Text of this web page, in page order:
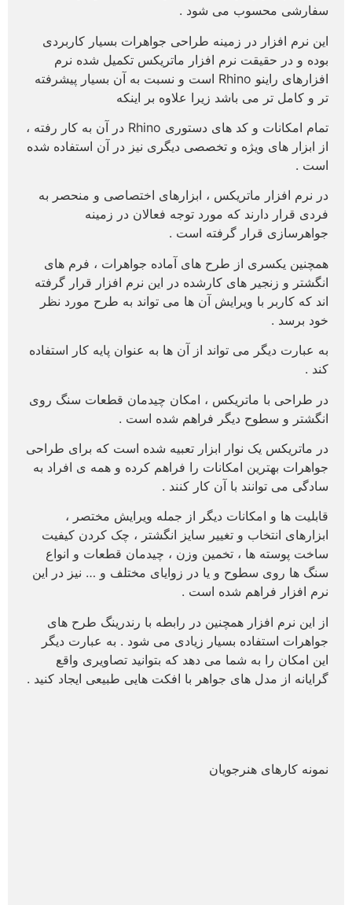
سفارشی محسوب می شود .
این نرم افزار در زمینه طراحی جواهرات بسیار کاربردی
بوده و در حقیقت نرم افزار ماتریکس تکمیل شده نرم
افزارهای راینو Rhino است و نسبت به آن بسیار پیشرفته
تر و کامل تر می باشد زیرا علاوه بر اینکه
تمام امکانات و کد های دستوری Rhino در آن به
کار رفته ،
از ابزار های ویژه و تخصصی دیگری نیز در آن استفاده شده
است .
در نرم افزار ماتریکس ، ابزارهای اختصاصی و منحصر به
فردی قرار دارند که مورد توجه فعالان در زمینه
جواهرسازی قرار گرفته است .
همچنین یکسری از طرح های آماده جواهرات ، فرم های
انگشتر و زنجیر های کارشده در این نرم افزار قرار گرفته
اند که کاربر با ویرایش آن ها می تواند به طرح مورد نظر
خود برسد .
به عبارت دیگر می تواند از آن ها به عنوان پایه کار استفاده
کند .
در طراحی با ماتریکس ، امکان چیدمان قطعات سنگ روی
انگشتر و سطوح دیگر فراهم شده است .
در ماتریکس یک نوار ابزار تعبیه شده است که برای طراحی
جواهرات بهترین امکانات را فراهم کرده و همه ی افراد به
سادگی می توانند با آن کار کنند .
قابلیت ها و امکانات دیگر از جمله ویرایش مختصر ،
ابزارهای انتخاب و تغییر سایز انگشتر ، چک کردن کیفیت
ساخت پوسته ها ، تخمین وزن ، چیدمان قطعات و انواع
سنگ ها روی سطوح و یا در زوایای مختلف و … نیز در این
نرم افزار فراهم شده است .
از این نرم افزار همچنین در رابطه با رندرینگ طرح های
جواهرات استفاده بسیار زیادی می شود . به عبارت دیگر
این امکان را به شما می دهد که بتوانید تصاویری واقع
گرایانه از مدل های جواهر با افکت هایی طبیعی ایجاد کنید .
نمونه کارهای هنرجویان